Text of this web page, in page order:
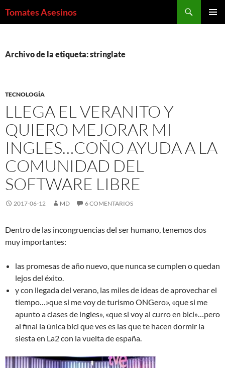
Tomates Asesinos
Archivo de la etiqueta: stringlate
TECNOLOGÍA
LLEGA EL VERANITO Y
QUIERO MEJORAR MI
INGLES…COÑO AYUDA A LA
COMUNIDAD DEL
SOFTWARE LIBRE
2017-06-12 MD 6 COMENTARIOS
Dentro de las incongruencias del ser humano, tenemos dos
muy importantes:
las promesas de año nuevo, que nunca se cumplen o quedan
lejos del éxito.
y con llegada del verano, las miles de ideas de aprovechar el
tiempo…»que si me voy de turismo ONGero», «que si me
apunto a clases de ingles», «que si voy al curro en bici»…pero
al final la única bici que ves es las que te hacen dormir la
siesta en La2 con la vuelta de españa.